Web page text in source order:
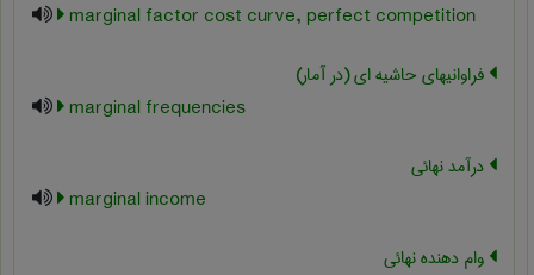
marginal factor cost curve, perfect competition
فراوانیهای حاشیه ای (در آمار)
marginal frequencies
درآمد نهائی
marginal income
وام دهنده نهائی